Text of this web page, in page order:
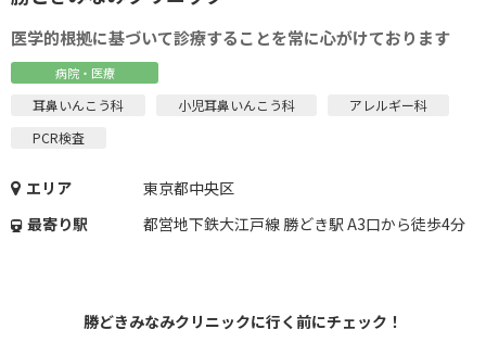
医学的根拠に基づいて診療することを常に心がけております
病院・医療
耳鼻いんこう科 小児耳鼻いんこう科
アレルギー科
PCR検査
エリア
東京都中央区
最寄り駅
都営地下鉄大江戸線 勝どき駅 A3口から徒歩4分
勝どきみなみクリニックに行く前にチェック！